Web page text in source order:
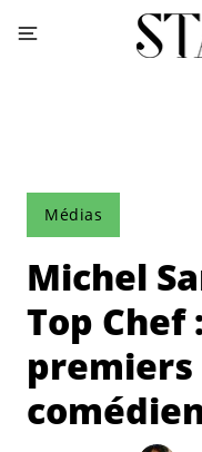
Médias
Michel
Top Chef
premiers